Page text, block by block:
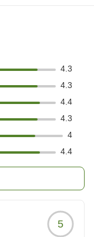
4.3
4.3
4.4
4.3
4
4.4
5